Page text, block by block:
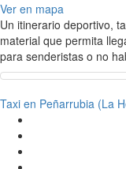
Ver en mapa
Un itinerario deportivo,
material que permita
para senderistas o no
Taxi en Peñarrubia (La